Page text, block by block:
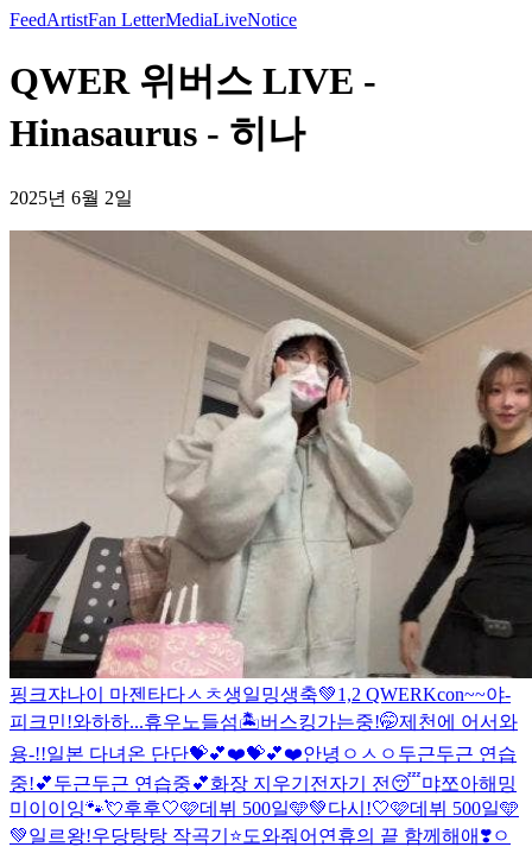
FeedArtistFan LetterMediaLiveNotice
QWER 위버스 LIVE -
Hinasaurus - 히나
2025년 6월 2일
핑크쟈나이 마젠타다ㅅㅊ생일밍생축💚1,2 QWERKcon~~야-
피크민!와하하...휴우노들섬🏝️버스킹가는중!🤭제천에 어서와
용-!!일본 다녀온 단단💝💕❤️💝💕❤️안녕 ㅇㅅㅇ 두근두근 연습
중!💕두근두근 연습중💕화장 지우기전 자기 전😴먀쪼아해 밍
미이이잉🐾💘후후🤍🩷데뷔 500일🩵💚다시!🤍🩷데뷔 500일🩵
💚일르왕!우당탕탕 작곡기⭐️도와줘어 연휴의 끝 함께해애❣️ㅇ